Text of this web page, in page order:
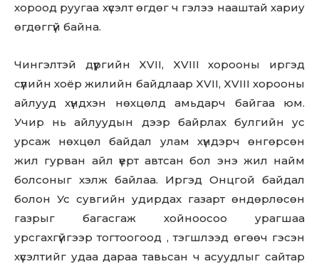
хороод руугаа хүсэлт өгдөг ч гэлээ нааштай хариу
өгдөггүй байна.
Чингэлтэй дүүргийн XVII, XVIII хорооны иргэд
сүүлийн хоёр жилийн байдлаар XVII, XVIII хорооны
айлууд хүндхэн нөхцөлд амьдарч байгаа юм.
Учир нь айлуудын дээр байрлах булгийн ус
урсаж нөхцөл байдал улам хүндэрч өнгөрсөн
жил гурван айл үерт автсан бол энэ жил найм
болсоныг хэлж байлаа. Иргэд Онцгой байдал
болон Ус сувгийн удирдах газарт өндөрлөсөн
газрыг багасгаж хойноосоо урагшаа
урсгахгүйгээр тогтоогоод , тэгшлээд өгөөч гэсэн
хүсэлтийг удаа дараа тавьсан ч асуудлыг сайтар